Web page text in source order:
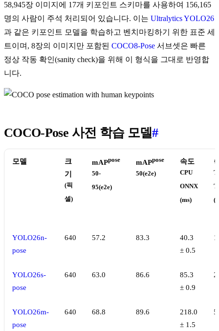
58,945장 이미지에 17개 키포인트 스키마를 사용하여 156,165
명의 사람이 주석 처리되어 있습니다. 이는 Ultralytics YOLO26
과 같은 키포인트 모델을 학습하고 벤치마킹하기 위한 표준 세
트이며, 8장의 이미지만 포함된 COCO8-Pose 서브셋은 빠른
정상 작동 확인(sanity check)을 위해 이 형식을 그대로 반영합
니다.
COCO-Pose 사전 학습 모델#
모델
크
기
(픽
셀)
mAPpose
50-
95(e2e)
mAPpose
50(e2e)
속도
CPU
ONNX
(ms)
YOLO26n-
pose
640 57.2 83.3
40.3
± 0.5
YOLO26s-
pose
640 63.0 86.6
85.3
± 0.9
YOLO26m-
pose
640 68.8 89.6
218.0
± 1.5